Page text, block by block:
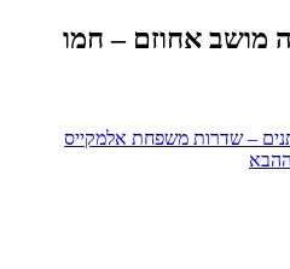
מושב אחוזם – חמו
– שדרות משפחת אלמקייס
הבא